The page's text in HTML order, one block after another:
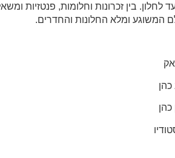
בין זכרונות וחלומות, פנטזיות
המשוגע ומלא החלונות והחדרים.
כהן